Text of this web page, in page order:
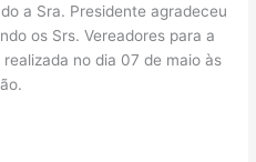
a Sra. Presidente agradeceu
os Srs. Vereadores para a
no dia 07 de maio às